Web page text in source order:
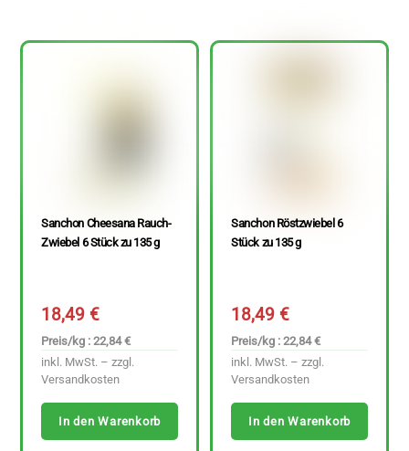
Sanchon Cheesana Rauch-
Zwiebel 6 Stück zu 135 g
18,49€
Preis/kg : 22,84 €
inkl. MwSt. – zzgl.
Versandkosten
In den Warenkorb
Sanchon Röstzwiebel 6
Stück zu 135 g
18,49€
Preis/kg : 22,84 €
inkl. MwSt. – zzgl.
Versandkosten
In den Warenkorb